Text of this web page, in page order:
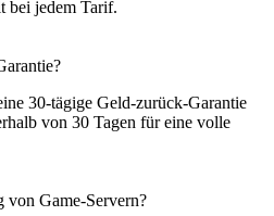
bei jedem Tarif.
30-tägige Geld-zurück-Garantie
von 30 Tagen für eine volle
von Game-Servern?